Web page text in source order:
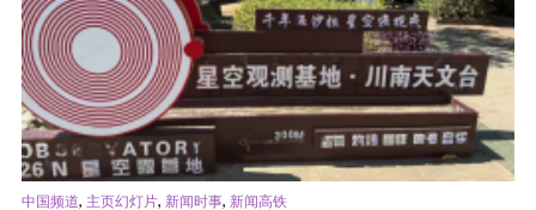
中国频道, 主页幻灯片, 新闻时事, 新闻高铁